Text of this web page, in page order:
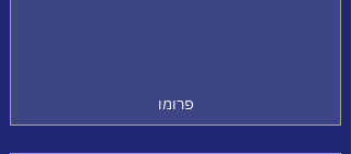
פרומו